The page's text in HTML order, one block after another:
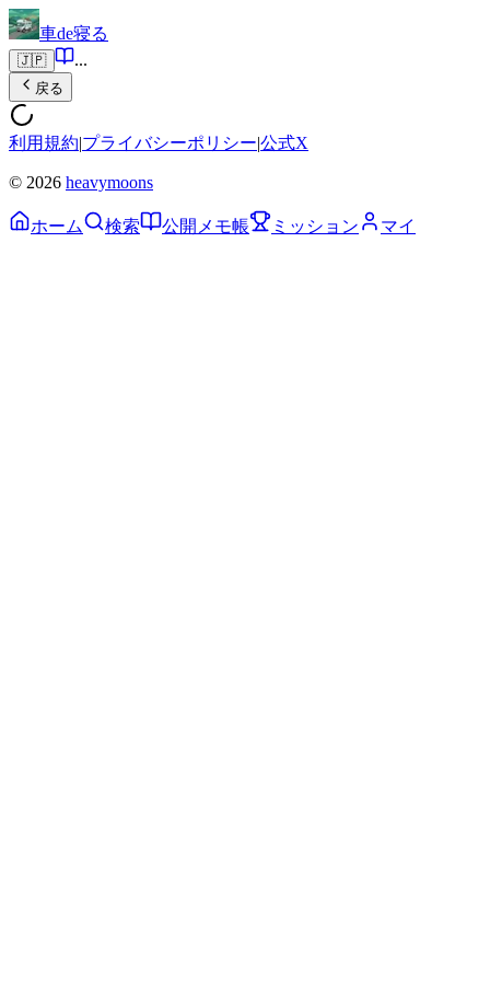
車de寝る
🇯🇵 ...
戻る
利用規約|プライバシーポリシー|公式X
© 2026 heavymoons
ホーム 検索 公開メモ帳 ミッション マイ